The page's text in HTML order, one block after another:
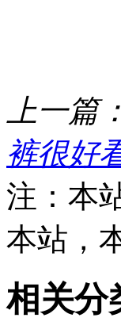
上一篇：
裤很好
注：本
本站，
相关分